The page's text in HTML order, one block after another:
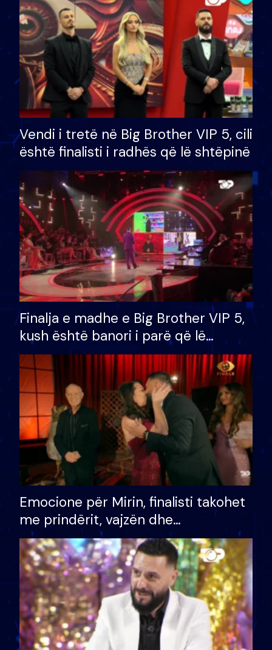
Vendi i tretë në Big Brother VIP 5, cili
është finalisti i radhës që lë shtëpinë
Finalja e madhe e Big Brother VIP 5,
kush është banori i parë që lë
shtëpinë dhe humb mundësinë për
të fituar çmimin e madh
Emocione për Mirin, finalisti takohet
me prindërit, vajzën dhe
bashkëshorten: S’kemi ndonjë letër
divorci apo jo?